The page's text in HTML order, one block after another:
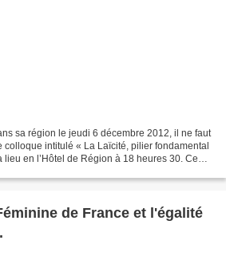
sa région le jeudi 6 décembre 2012, il ne faut
intitulé « La Laïcité, pilier fondamental
en l’Hôtel de Région à 18 heures 30. Ce
de France et l'égalité